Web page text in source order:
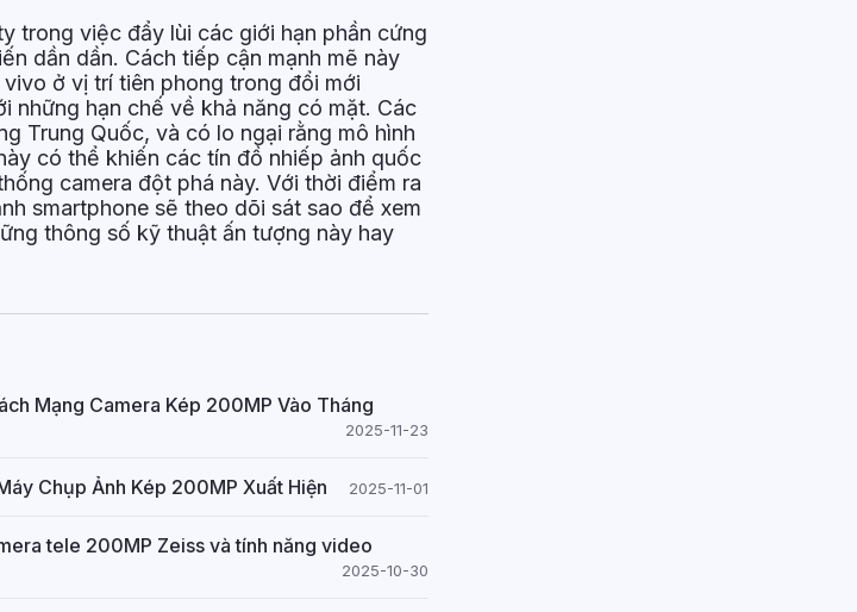
trong việc đẩy lùi các giới hạn phần cứng
dần dần. Cách tiếp cận mạnh mẽ này
ở vị trí tiên phong trong đổi mới
những hạn chế về khả năng có mặt. Các
Trung Quốc, và có lo ngại rằng mô hình
có thể khiến các tín đồ nhiếp ảnh quốc
camera đột phá này. Với thời điểm ra
smartphone sẽ theo dõi sát sao để xem
thông số kỹ thuật ấn tượng này hay
Mạng Camera Kép 200MP Vào Tháng
2025-11-23
Chụp Ảnh Kép 200MP Xuất Hiện 2025-11-01
tele 200MP Zeiss và tính năng video
2025-10-30